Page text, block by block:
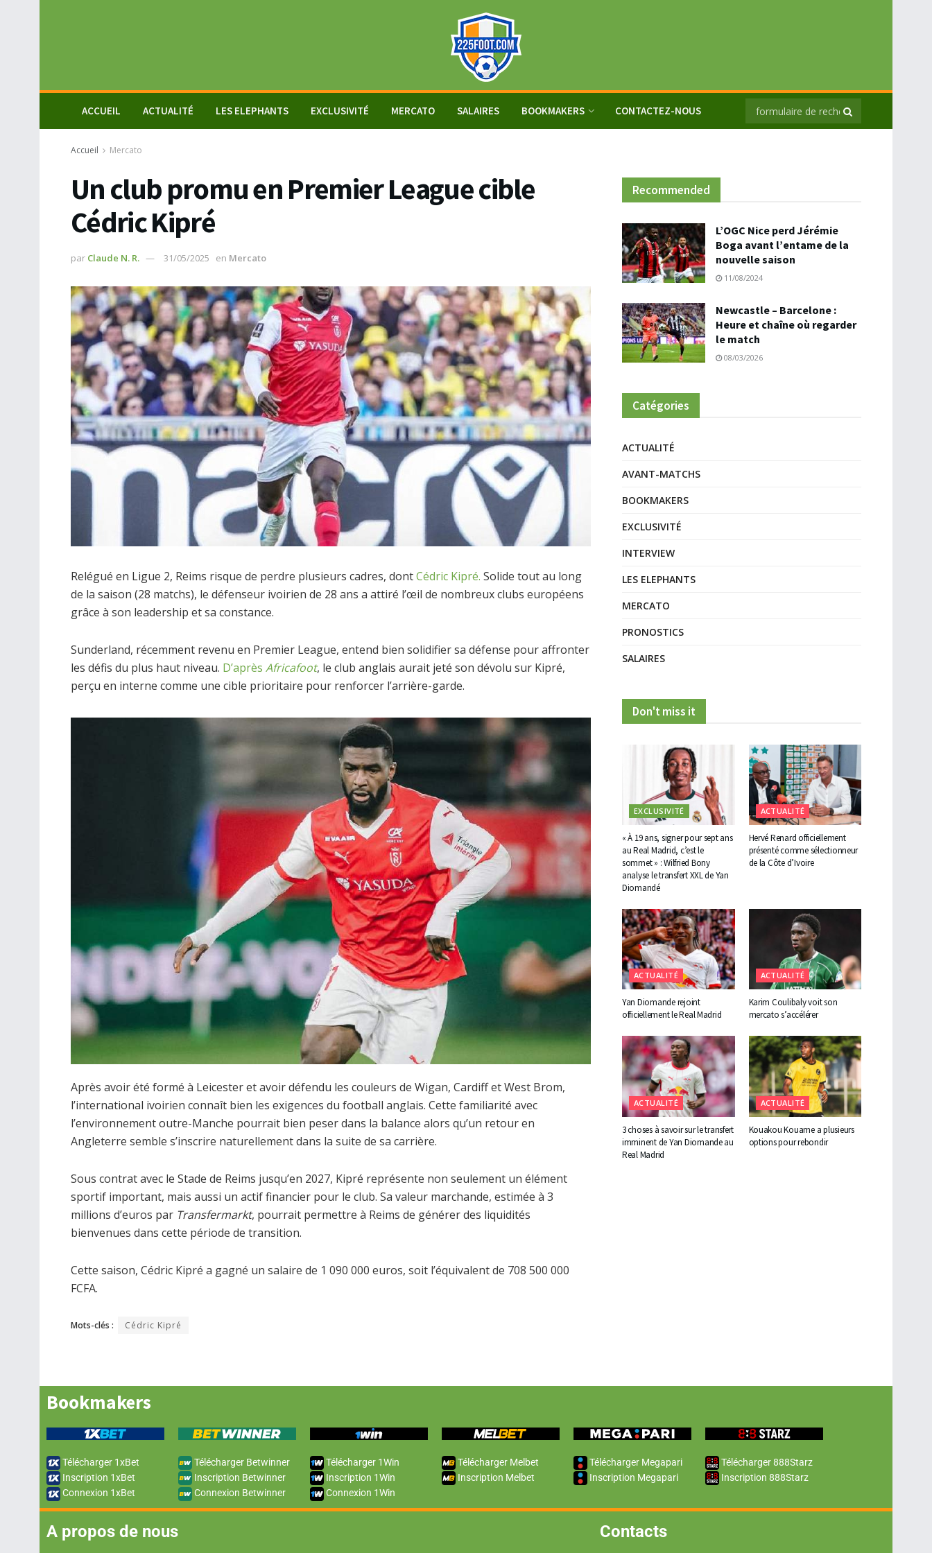
ACCUEIL ACTUALITÉ LES ELEPHANTS EXCLUSIVITÉ MERCATO SALAIRES BOOKMAKERS CONTACTEZ-NOUS
Accueil Mercato
Un club promu en Premier League cible
Cédric Kipré
par Claude N. R. 31/05/2025 en Mercato
Relégué en Ligue 2, Reims risque de perdre plusieurs cadres, dontCédric Kipré. Solide tout au long
de la saison (28 matchs), le défenseur ivoirien de 28 ans a attiré l’œil de nombreux clubs européens
grâce à son leadership et sa constance.
Sunderland, récemment revenu en Premier League, entend bien solidifier sa défense pour affronter
les défis du plus haut niveau. D’après Africafoot, le club anglais aurait jeté son dévolu sur Kipré,
perçu en interne comme une cible prioritaire pour renforcer l’arrière-garde.
Après avoir été formé à Leicester et avoir défendu les couleurs de Wigan, Cardiff et West Brom,
l’international ivoirien connaît bien les exigences du football anglais. Cette familiarité avec
l’environnement outre-Manche pourrait bien peser dans la balance alors qu’un retour en
Angleterre semble s’inscrire naturellement dans la suite de sa carrière.
Sous contrat avec le Stade de Reims jusqu’en 2027, Kipré représente non seulement un élément
sportif important, mais aussi un actif financier pour le club. Sa valeur marchande, estimée à 3
millions d’euros par Transfermarkt, pourrait permettre à Reims de générer des liquidités
bienvenues dans cette période de transition.
Cette saison, Cédric Kipré a gagné un salaire de 1 090 000 euros, soit l’équivalent de 708 500 000
FCFA.
Mots-clés : Cédric Kipré
Recommended
L’OGC Nice perd Jérémie
Boga avant l’entame de la
nouvelle saison
11/08/2024
Newcastle – Barcelone :
Heure et chaîne où regarder
le match
08/03/2026
Catégories
ACTUALITÉ
AVANT-MATCHS
BOOKMAKERS
EXCLUSIVITÉ
INTERVIEW
LES ELEPHANTS
MERCATO
PRONOSTICS
SALAIRES
Don't miss it
EXCLUSIVITÉ
« À 19 ans, signer pour sept ans
au Real Madrid, c’est le
sommet » : Wilfried Bony
analyse le transfert XXL de Yan
Diomandé
ACTUALITÉ
Hervé Renard officiellement
présenté comme sélectionneur
de la Côte d’Ivoire
ACTUALITÉ
Yan Diomande rejoint
officiellement le Real Madrid
ACTUALITÉ
Karim Coulibaly voit son
mercato s’accélérer
ACTUALITÉ
3 choses à savoir sur le transfert
imminent de Yan Diomande au
Real Madrid
ACTUALITÉ
Kouakou Kouame a plusieurs
options pour rebondir
Bookmakers
Télécharger 1xBet
Inscription 1xBet
Connexion 1xBet
Télécharger Betwinner
Inscription Betwinner
Connexion Betwinner
Télécharger 1Win
Inscription 1Win
Connexion 1Win
Télécharger Melbet
Inscription Melbet
Télécharger Megapari
Inscription Megapari
Télécharger 888Starz
Inscription 888Starz
A propos de nous Contacts